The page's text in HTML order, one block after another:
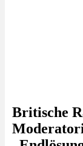
Britische